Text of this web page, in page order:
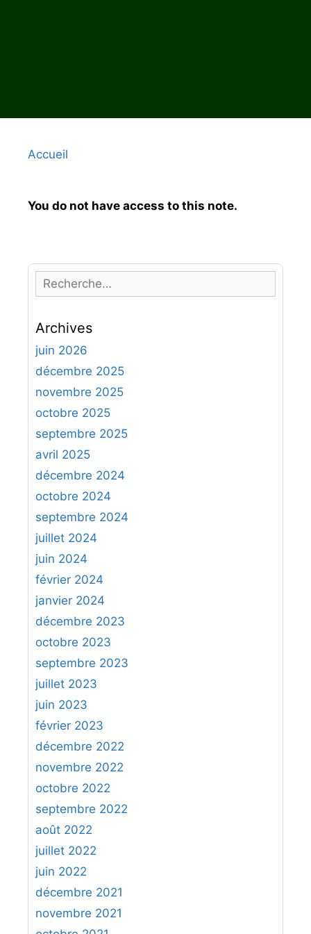
Accueil
You do not have access to this note.
e
h
e
r
h
e
r
:
Archives
juin 2026
décembre 2025
novembre 2025
octobre 2025
septembre 2025
avril 2025
décembre 2024
octobre 2024
septembre 2024
juillet 2024
juin 2024
février 2024
janvier 2024
décembre 2023
octobre 2023
septembre 2023
juillet 2023
juin 2023
février 2023
décembre 2022
novembre 2022
octobre 2022
septembre 2022
août 2022
juillet 2022
juin 2022
décembre 2021
novembre 2021